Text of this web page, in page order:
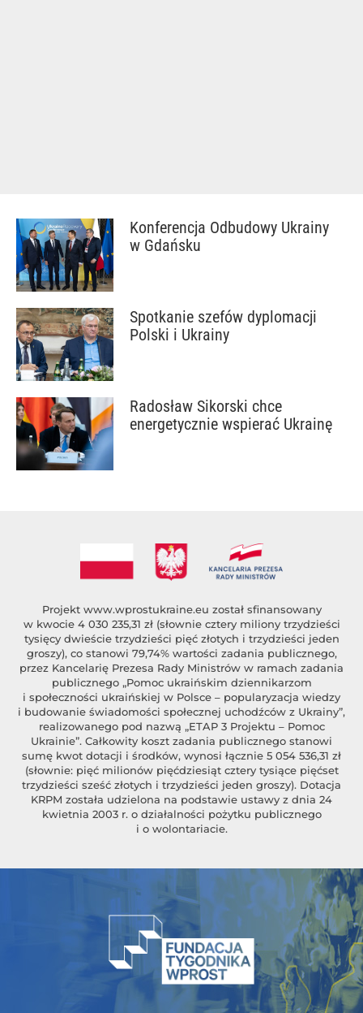
Konferencja Odbudowy Ukrainy
w Gdańsku
Spotkanie szefów dyplomacji
Polski i Ukrainy
Radosław Sikorski chce
energetycznie wspierać Ukrainę
Projekt www.wprostukraine.eu został sfinansowany
w kwocie 4 030 235,31 zł (słownie cztery miliony trzydzieści
tysięcy dwieście trzydzieści pięć złotych i trzydzieści jeden
groszy), co stanowi 79,74% wartości zadania publicznego,
przez Kancelarię Prezesa Rady Ministrów w ramach zadania
publicznego „Pomoc ukraińskim dziennikarzom
i społeczności ukraińskiej w Polsce – popularyzacja wiedzy
i budowanie świadomości społecznej uchodźców z Ukrainy”,
realizowanego pod nazwą „ETAP 3 Projektu – Pomoc
Ukrainie”. Całkowity koszt zadania publicznego stanowi
sumę kwot dotacji i środków, wynosi łącznie 5 054 536,31 zł
(słownie: pięć milionów pięćdziesiąt cztery tysiące pięćset
trzydzieści sześć złotych i trzydzieści jeden groszy). Dotacja
KRPM została udzielona na podstawie ustawy z dnia 24
kwietnia 2003 r. o działalności pożytku publicznego
i o wolontariacie.